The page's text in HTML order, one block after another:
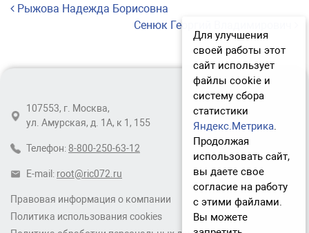
Навигация по записям
Рыжова Надежда Борисовна
Сенюк Георгий Владимирович
Правовая информация о компании
Политика использования cookies
107553, г. Москва,
ул. Амурская, д. 1А, к 1, 155
Телефон: 8-800-250-63-12
E-mail: root@ric072.ru
Для улучшения
своей работы этот
сайт использует
файлы cookie и
систему сбора
статистики
Яндекс.Метрика.
Продолжая
использовать сайт,
вы даете свое
согласие на работу
с этими файлами.
Вы можете